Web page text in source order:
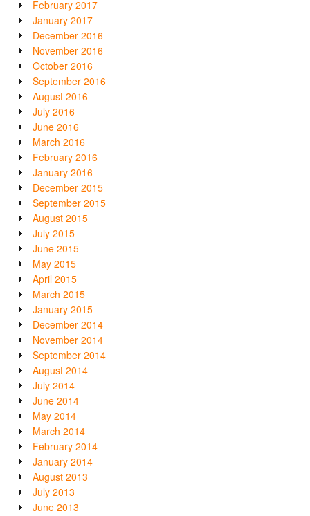
February 2017
January 2017
December 2016
November 2016
October 2016
September 2016
August 2016
July 2016
June 2016
March 2016
February 2016
January 2016
December 2015
September 2015
August 2015
July 2015
June 2015
May 2015
April 2015
March 2015
January 2015
December 2014
November 2014
September 2014
August 2014
July 2014
June 2014
May 2014
March 2014
February 2014
January 2014
August 2013
July 2013
June 2013